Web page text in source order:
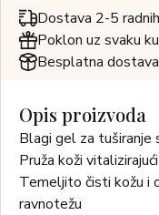
Dostava 2-5
Poklon uz svaku
Besplatna
Opis proizvoda
Blagi gel za tuširanje
Pruža koži
Temeljito čisti kožu i
ravnotežu